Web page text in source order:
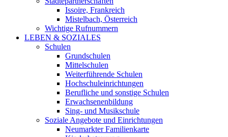
Issoire, Frankreich
Mistelbach, Österreich
Wichtige Rufnummern
LEBEN & SOZIALES
Schulen
Grundschulen
Mittelschulen
Weiterführende Schulen
Hochschuleinrichtungen
Berufliche und sonstige Schulen
Erwachsenenbildung
Sing- und Musikschule
Soziale Angebote und Einrichtungen
Neumarkter Familienkarte